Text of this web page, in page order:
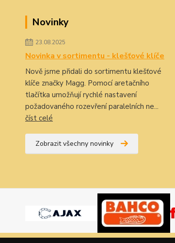
Novinky
23.08.2025
Novinka v sortimentu - klešťové klíče
Nově jsme přidali do sortimentu klešťové
klíče značky Magg. Pomocí aretačního
tlačítka umožňují rychlé nastavení
požadovaného rozevření paralelních ne...
číst celé
Zobrazit všechny novinky